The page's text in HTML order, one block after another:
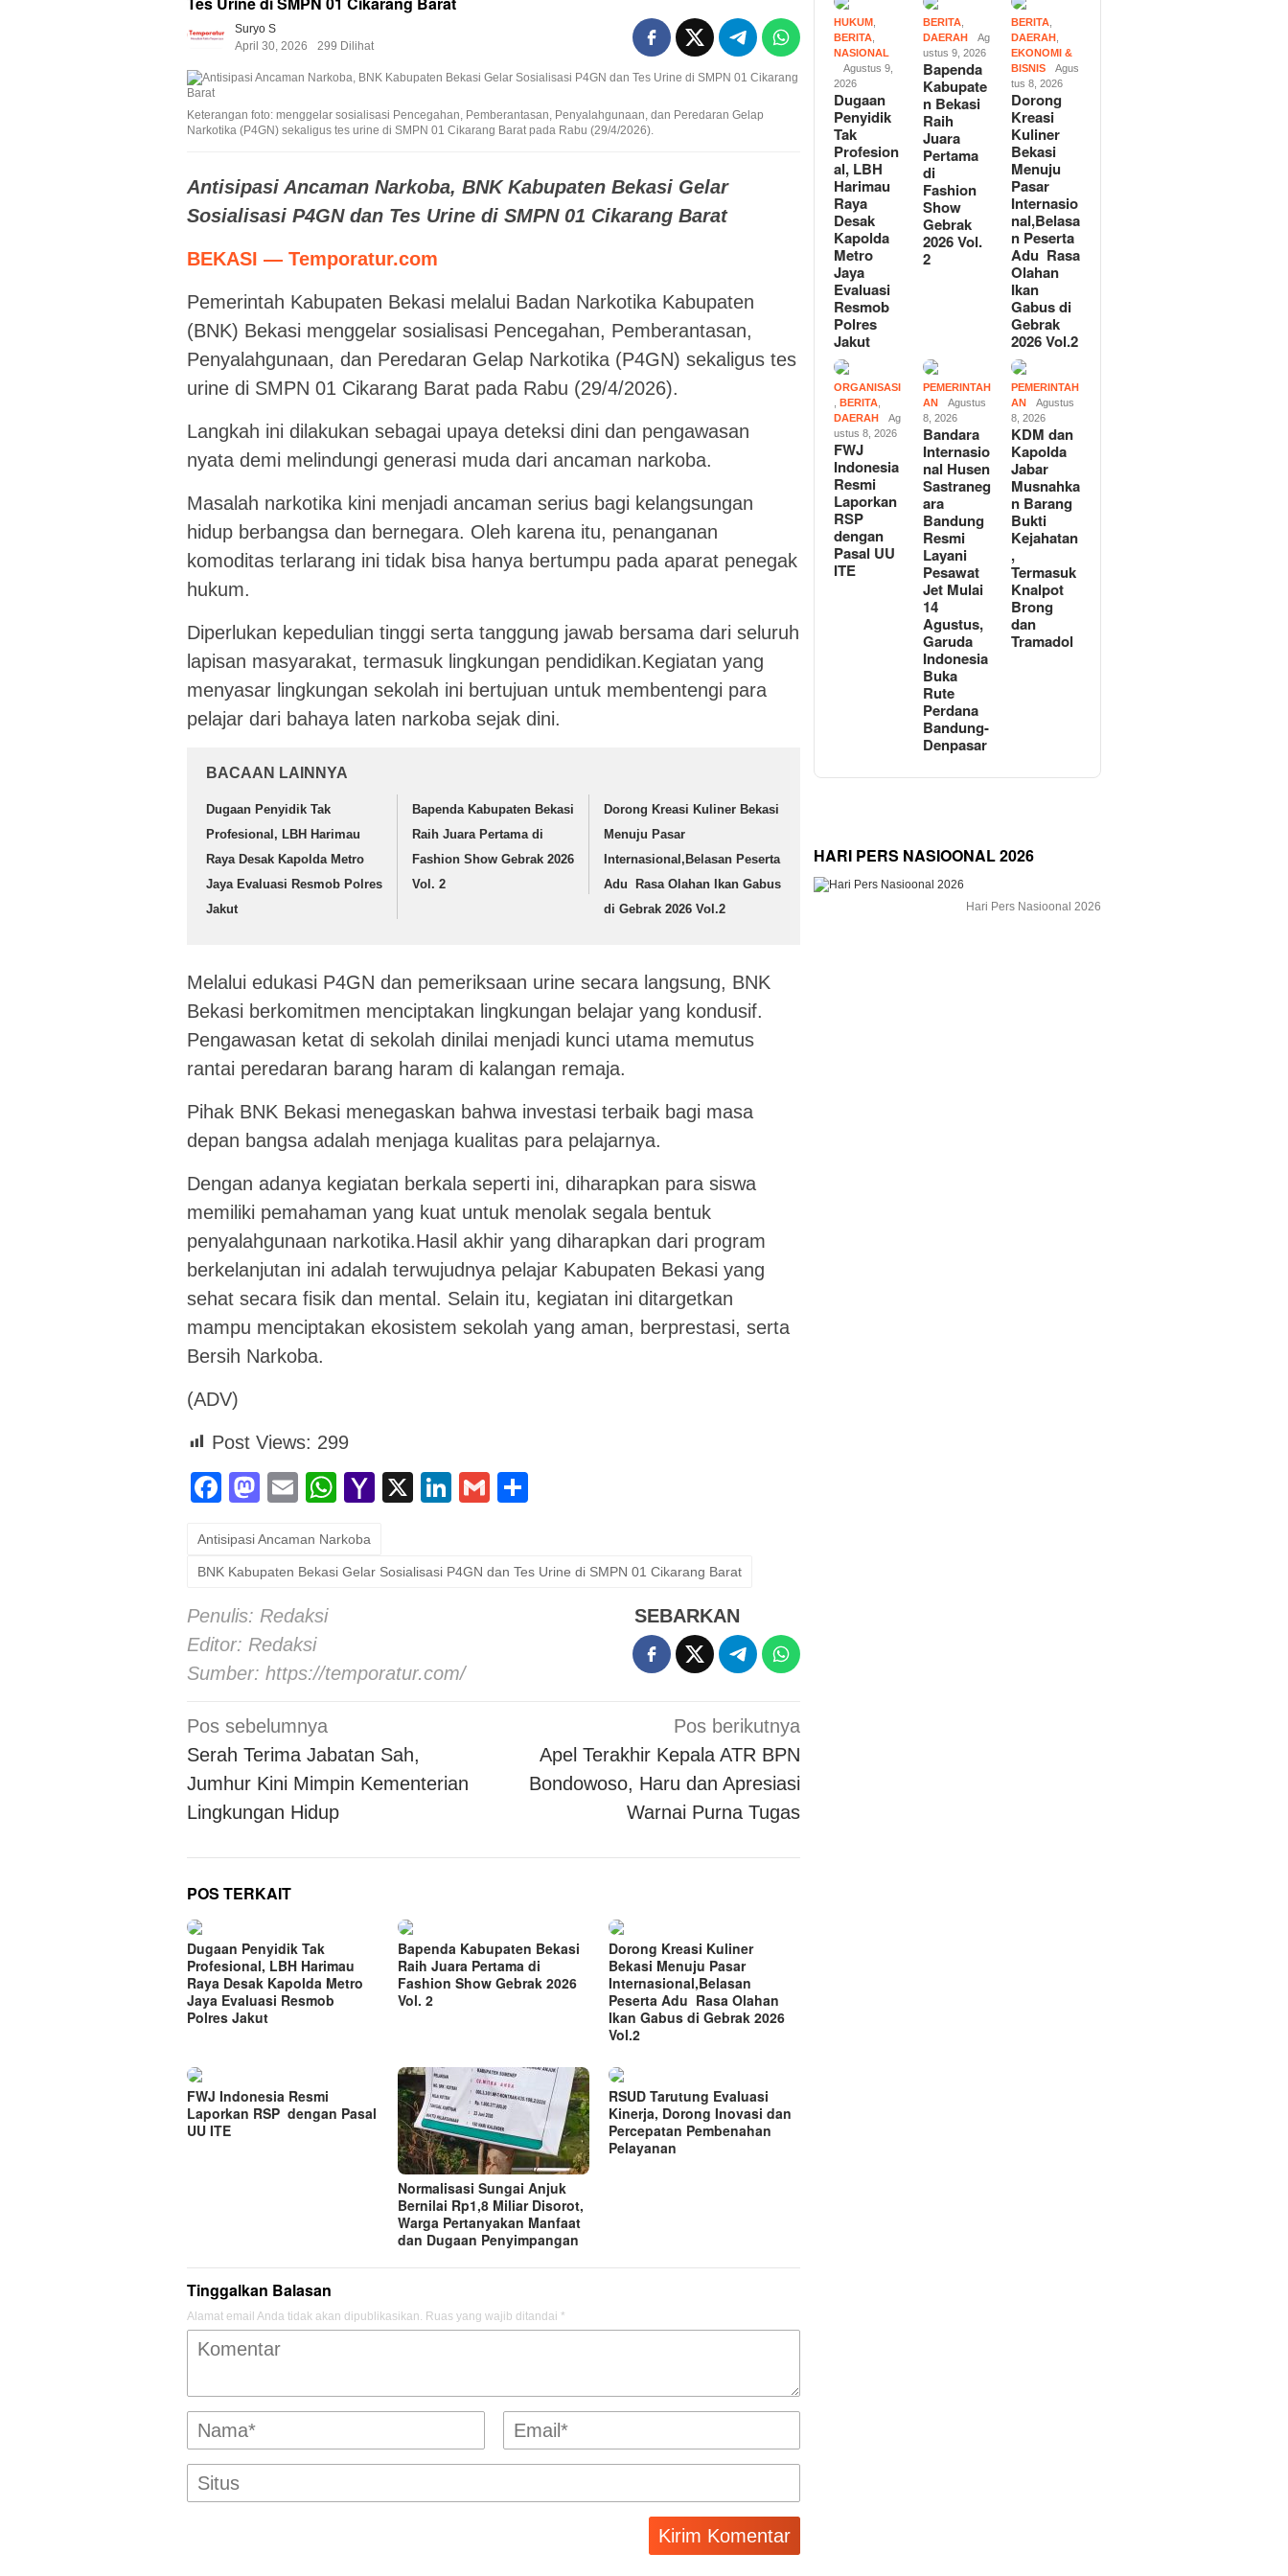
Suryo S
April 30, 2026
299 Dilihat
Keterangan foto: menggelar sosialisasi Pencegahan, Pemberantasan, Penyalahgunaan, dan Peredaran Gelap
Narkotika (P4GN) sekaligus tes urine di SMPN 01 Cikarang Barat pada Rabu (29/4/2026).
Antisipasi Ancaman Narkoba, BNK Kabupaten Bekasi Gelar
Sosialisasi P4GN dan Tes Urine di SMPN 01 Cikarang Barat
BEKASI — Temporatur.com
Pemerintah Kabupaten Bekasi melalui Badan Narkotika Kabupaten
(BNK) Bekasi menggelar sosialisasi Pencegahan, Pemberantasan,
Penyalahgunaan, dan Peredaran Gelap Narkotika (P4GN) sekaligus tes
urine di SMPN 01 Cikarang Barat pada Rabu (29/4/2026).
Langkah ini dilakukan sebagai upaya deteksi dini dan pengawasan
nyata demi melindungi generasi muda dari ancaman narkoba.
Masalah narkotika kini menjadi ancaman serius bagi kelangsungan
hidup berbangsa dan bernegara. Oleh karena itu, penanganan
komoditas terlarang ini tidak bisa hanya bertumpu pada aparat penegak
hukum.
Diperlukan kepedulian tinggi serta tanggung jawab bersama dari seluruh
lapisan masyarakat, termasuk lingkungan pendidikan.Kegiatan yang
menyasar lingkungan sekolah ini bertujuan untuk membentengi para
pelajar dari bahaya laten narkoba sejak dini.
BACAAN LAINNYA
Dugaan Penyidik Tak
Profesional, LBH Harimau
Raya Desak Kapolda Metro
Jaya Evaluasi Resmob Polres
Jakut
Bapenda Kabupaten Bekasi
Raih Juara Pertama di
Fashion Show Gebrak 2026
Vol. 2
Dorong Kreasi Kuliner Bekasi
Menuju Pasar
Internasional,Belasan Peserta
Adu Rasa Olahan Ikan Gabus
di Gebrak 2026 Vol.2
Melalui edukasi P4GN dan pemeriksaan urine secara langsung, BNK
Bekasi berkomitmen menciptakan lingkungan belajar yang kondusif.
Pengawasan ketat di sekolah dinilai menjadi kunci utama memutus
rantai peredaran barang haram di kalangan remaja.
Pihak BNK Bekasi menegaskan bahwa investasi terbaik bagi masa
depan bangsa adalah menjaga kualitas para pelajarnya.
Dengan adanya kegiatan berkala seperti ini, diharapkan para siswa
memiliki pemahaman yang kuat untuk menolak segala bentuk
penyalahgunaan narkotika.Hasil akhir yang diharapkan dari program
berkelanjutan ini adalah terwujudnya pelajar Kabupaten Bekasi yang
sehat secara fisik dan mental. Selain itu, kegiatan ini ditargetkan
mampu menciptakan ekosistem sekolah yang aman, berprestasi, serta
Bersih Narkoba.
(ADV)
Post Views: 299
Facebook
Mastodon
EmailWhatsApp
Yahoo
X LinkedIn
Gmail
Antisipasi Ancaman Narkoba
BNK Kabupaten Bekasi Gelar Sosialisasi P4GN dan Tes Urine di SMPN 01 Cikarang Barat
Penulis: Redaksi
Editor: Redaksi
Sumber: https://temporatur.com/
SEBARKAN
Navigasi
pos
Pos sebelumnya
Serah Terima Jabatan Sah,
Jumhur Kini Mimpin Kementerian
Lingkungan Hidup
Pos berikutnya
Apel Terakhir Kepala ATR BPN
Bondowoso, Haru dan Apresiasi
Warnai Purna Tugas
POS TERKAIT
Dugaan Penyidik Tak
Profesional, LBH Harimau
Raya Desak Kapolda Metro
Jaya Evaluasi Resmob
Polres Jakut
Bapenda Kabupaten Bekasi
Raih Juara Pertama di
Fashion Show Gebrak 2026
Vol. 2
Dorong Kreasi Kuliner
Bekasi Menuju Pasar
Internasional,Belasan
Peserta Adu Rasa Olahan
Ikan Gabus di Gebrak 2026
Vol.2
FWJ Indonesia Resmi
Laporkan RSP dengan Pasal
UU ITE
Normalisasi Sungai Anjuk
Bernilai Rp1,8 Miliar Disorot,
Warga Pertanyakan Manfaat
dan Dugaan Penyimpangan
RSUD Tarutung Evaluasi
Kinerja, Dorong Inovasi dan
Percepatan Pembenahan
Pelayanan
Tinggalkan Balasan
Alamat email Anda tidak akan dipublikasikan. Ruas yang wajib ditandai *
HUKUM
BERITA
NASIONAL
Agustus 9,
2026
Dugaan
Penyidik
Tak
Profesion
al, LBH
Harimau
Raya
Desak
Kapolda
Metro
Jaya
Evaluasi
Resmob
Polres
Jakut
BERITA,
DAERAH
Ag
ustus 9, 2026
Bapenda
Kabupate
n Bekasi
Raih
Juara
Pertama
di
Fashion
Show
Gebrak
2026 Vol.
2
BERITA
DAERAH
EKONOMI &
BISNIS
Agus
tus 8, 2026
Dorong
Kreasi
Kuliner
Bekasi
Menuju
Pasar
Internasio
nal,Belasa
n Peserta
Adu Rasa
Olahan
Ikan
Gabus di
Gebrak
2026 Vol.2
ORGANISASI
,BERITA
DAERAH
Ag
ustus 8, 2026
FWJ
Indonesia
Resmi
Laporkan
RSP
dengan
Pasal UU
ITE
PEMERINTAH
AN
Agustus
8, 2026
Bandara
Internasio
nal Husen
Sastraneg
ara
Bandung
Resmi
Layani
Pesawat
Jet Mulai
14
Agustus,
Garuda
Indonesia
Buka
Rute
Perdana
Bandung-
Denpasar
PEMERINTAH
AN
Agustus
8, 2026
KDM dan
Kapolda
Jabar
Musnahka
n Barang
Bukti
Kejahatan
,
Termasuk
Knalpot
Brong
dan
Tramadol
HARI PERS NASIOONAL 2026
Hari Pers Nasioonal 2026